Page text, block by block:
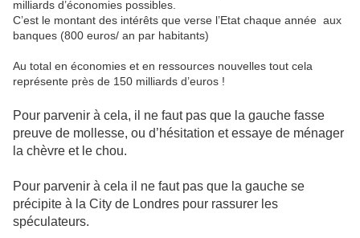
milliards d’économies possibles.
C’est le montant des intérêts que verse l’Etat chaque année aux
banques (800 euros/ an par habitants)
Au total en économies et en ressources nouvelles tout cela
représente près de 150 milliards d’euros !
Pour parvenir à cela, il ne faut pas que la gauche fasse
preuve de mollesse, ou d’hésitation et essaye de ménager
la chèvre et le chou.
Pour parvenir à cela il ne faut pas que la gauche se
précipite à la City de Londres pour rassurer les
spéculateurs.